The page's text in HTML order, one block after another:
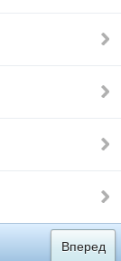
Вперед